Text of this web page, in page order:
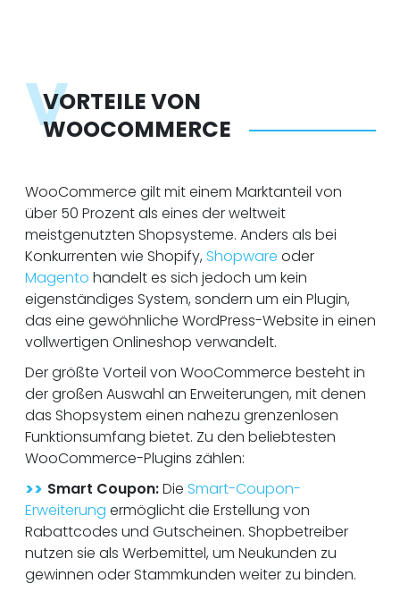
V
VORTEILE VON
WOOCOMMERCE
WooCommerce gilt mit einem Marktanteil von
über 50 Prozent als eines der weltweit
meistgenutzten Shopsysteme. Anders als bei
Konkurrenten wie Shopify, Shopware oder
Magento handelt es sich jedoch um kein
eigenständiges System, sondern um ein Plugin,
das eine gewöhnliche WordPress-Website in einen
vollwertigen Onlineshop verwandelt.
Der größte Vorteil von WooCommerce besteht in
der großen Auswahl an Erweiterungen, mit denen
das Shopsystem einen nahezu grenzenlosen
Funktionsumfang bietet. Zu den beliebtesten
WooCommerce-Plugins zählen:
>> Smart Coupon:Die Smart-Coupon-
Erweiterung ermöglicht die Erstellung von
Rabattcodes und Gutscheinen. Shopbetreiber
nutzen sie als Werbemittel, um Neukunden zu
gewinnen oder Stammkunden weiter zu binden.